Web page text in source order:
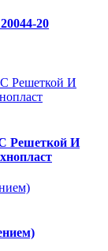
20
Решеткой И